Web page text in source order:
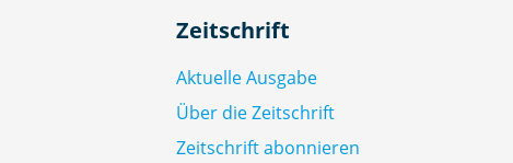
Zeitschrift
Aktuelle Ausgabe
Über die Zeitschrift
Zeitschrift abonnieren